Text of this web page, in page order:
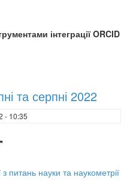
інтеграції ORCID
та серпні 2022
- 10:35
питань науки та наукометрії